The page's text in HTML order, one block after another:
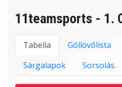
11teamsports - 1.
Tabella Góllövőlista
Sárgalapok
Sorsolás